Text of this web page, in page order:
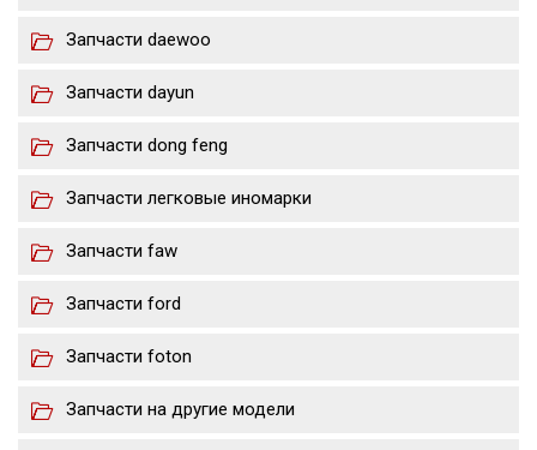
Запчасти daewoo
Запчасти dayun
Запчасти dong feng
Запчасти легковые иномарки
Запчасти faw
Запчасти ford
Запчасти foton
Запчасти на другие модели